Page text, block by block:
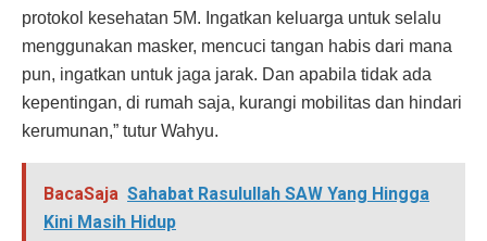
protokol kesehatan 5M. Ingatkan keluarga untuk selalu
menggunakan masker, mencuci tangan habis dari mana
pun, ingatkan untuk jaga jarak. Dan apabila tidak ada
kepentingan, di rumah saja, kurangi mobilitas dan hindari
kerumunan,” tutur Wahyu.
BacaSaja Sahabat Rasulullah SAW Yang Hingga
Kini Masih Hidup